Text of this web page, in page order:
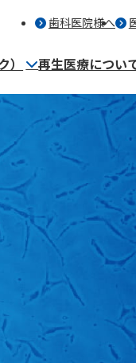
歯科医院様へ
胞保管サービス（バン
者・歯科医師の声
ガ～バンク保管編
再生医療につい
生医療を提供する医
内容